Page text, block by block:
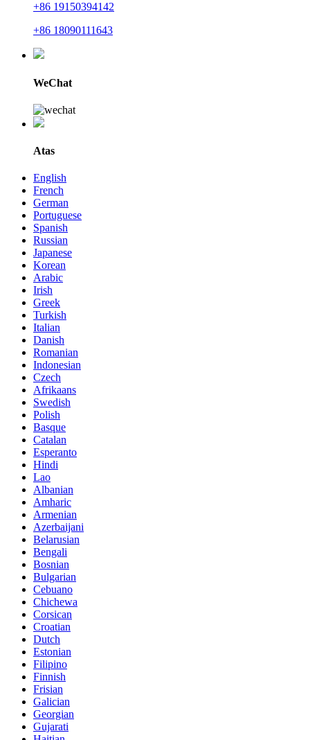
+86 19150394142
+86 18090111643
WeChat
Atas
English
French
German
Portuguese
Spanish
Russian
Japanese
Korean
Arabic
Irish
Greek
Turkish
Italian
Danish
Romanian
Indonesian
Czech
Afrikaans
Swedish
Polish
Basque
Catalan
Esperanto
Hindi
Lao
Albanian
Amharic
Armenian
Azerbaijani
Belarusian
Bengali
Bosnian
Bulgarian
Cebuano
Chichewa
Corsican
Croatian
Dutch
Estonian
Filipino
Finnish
Frisian
Galician
Georgian
Gujarati